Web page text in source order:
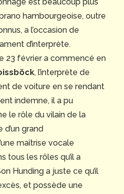
est beaucoup plus
hambourgeoise, outre
a l’occasion de
d’interprète.
23 février a commencé en
, l’interprète de
de voiture en se rendant
indemne, il a pu
le rôle du vilain de la
grand
maîtrise vocale
tous les rôles qu’il a
Hunding a juste ce qu’il
et possède une